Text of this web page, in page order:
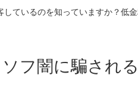
ているのを知っていますか？
フ闇に騙され